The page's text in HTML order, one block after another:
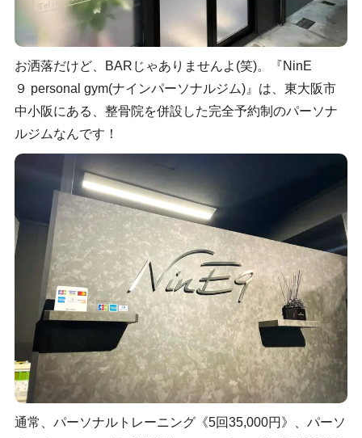
お洒落だけど、BARじゃありませんよ(笑)。『NinE
９ personal gym(ナインパーソナルジム)』は、東大阪市
中小阪にある、整骨院を併設した完全予約制のパーソナ
ルジムなんです！
通常、パーソナルトレーニング《5回35,000円》、パーソ